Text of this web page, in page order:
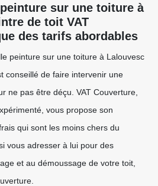
sur une toiture à
de toit VAT
des tarifs abordables
peinture sur une toiture à Lalouvesc
conseillé de faire intervenir une
ne pas être déçu. VAT Couverture,
vous propose son
qui sont les moins chers du
vous adresser à lui pour des
et au démoussage de votre toit,